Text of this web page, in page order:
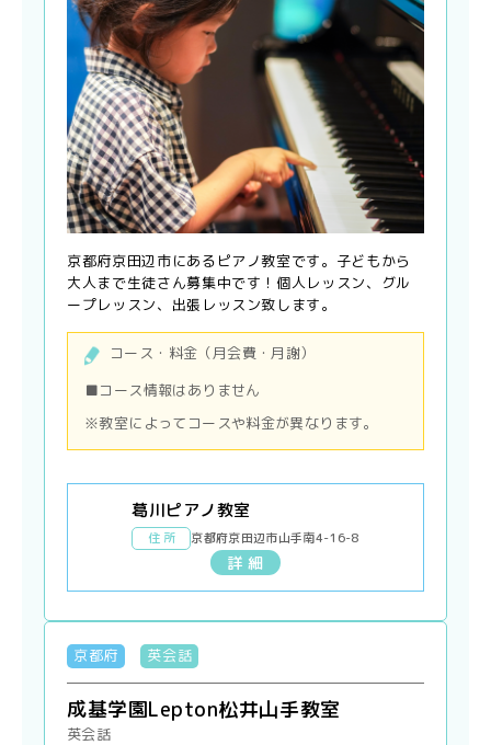
京都府京田辺市にあるピアノ教室です。子どもから
大人まで生徒さん募集中です！個人レッスン、グル
ープレッスン、出張レッスン致します。
コース・料金（月会費・月謝）
■コース情報はありません
※教室によってコースや料金が異なります。
葛川ピアノ教室
住 所 京都府京田辺市山手南4-16-8
詳 細
京都府 英会話
成基学園Lepton松井山手教室
英会話